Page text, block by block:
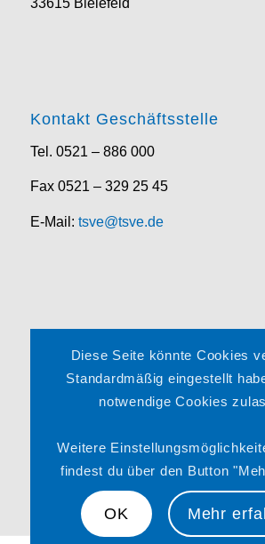
Kontakt Geschäftsstelle
Tel. 0521 – 886 000
Fax 0521 – 329 25 45
E-Mail: tsve@tsve.de
Impressum
Datenschutzerklärung
Satzung
Diese Seite könnte Cookies
Standardmäßig eingestellt
notwendige Cookies
Weitere
findest du über den Button
OK Mehr